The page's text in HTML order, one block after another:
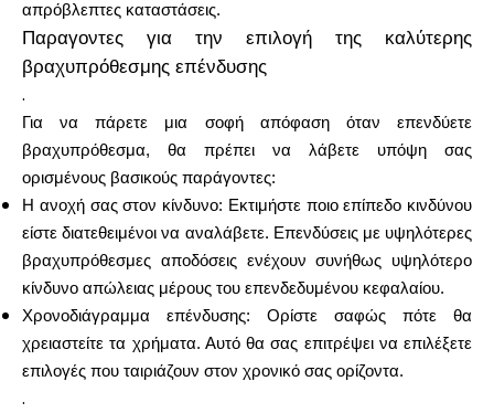
Ο λογαριασμός μου
ask@scrambleup.com
+372 712 2955
απρόβλεπτες καταστάσεις.
Παραγοντες για την επιλογή της καλύτερης
βραχυπρόθεσμης επένδυσης
.
Για να πάρετε μια σοφή απόφαση όταν επενδύετε
βραχυπρόθεσμα, θα πρέπει να λάβετε υπόψη σας
ορισμένους βασικούς παράγοντες:
Η ανοχή σας στον κίνδυνο: Εκτιμήστε ποιο επίπεδο κινδύνου
είστε διατεθειμένοι να αναλάβετε. Επενδύσεις με υψηλότερες
βραχυπρόθεσμες αποδόσεις ενέχουν συνήθως υψηλότερο
κίνδυνο απώλειας μέρους του επενδεδυμένου κεφαλαίου.
Χρονοδιάγραμμα επένδυσης: Ορίστε σαφώς πότε θα
χρειαστείτε τα χρήματα. Αυτό θα σας επιτρέψει να επιλέξετε
επιλογές που ταιριάζουν στον χρονικό σας ορίζοντα.
.